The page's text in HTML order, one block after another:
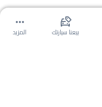
بيعنا سيارتك المزيد